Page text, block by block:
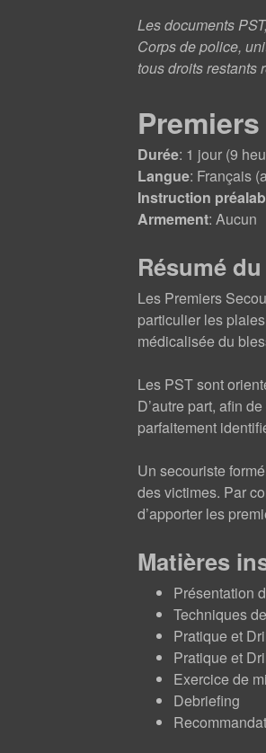
Les documents
Corps de police,
tous droits restants
Durée: 1 jour (9
Langue: Français
Instruction
Armement: Aucun
Résumé
Les Premiers
particulier les
médicalisée du
Les PST sont
D’autre part, afin
parfaitement
Un secouriste
des victimes. Par
d’apporter les
Matières
Présentation
Techniques
Pratique et
Pratique et
Exercice de
Debriefing